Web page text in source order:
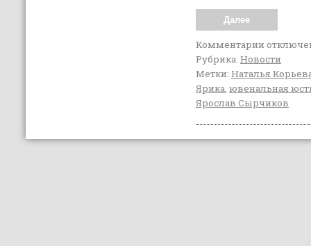
Далее
Комментарии
Рубрика: Новости
Метки: Наталья
Ярика, ювенальная
Ярослав Сырчиков